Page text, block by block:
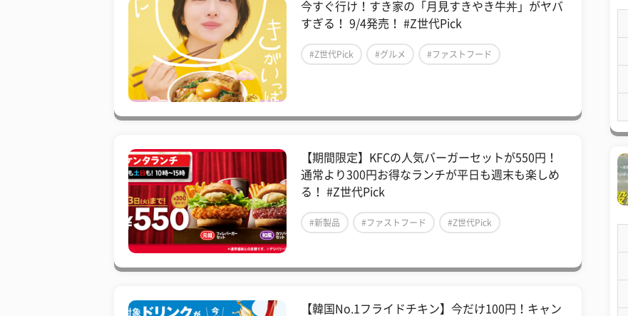
今すぐ行け！すき家の「月見すきやき牛丼」がヤバ
すぎる！ 9/4発売！ #Z世代Pick
#Z世代Pick #グルメ #ファストフード
【期間限定】KFCの人気バーガーセットが550円！
通常より300円お得なランチが平日も週末も楽しめ
る！ #Z世代Pick
#新製品 #ファストフード #Z世代Pick
【韓国No.1フライドチキン】今だけ100円！キャン